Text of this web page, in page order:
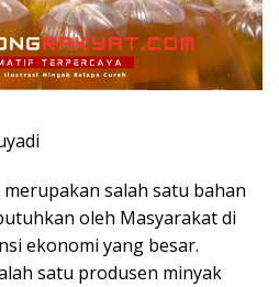
salah satu bahan
oleh Masyarakat di
ekonomi yang besar.
satu produsen minyak